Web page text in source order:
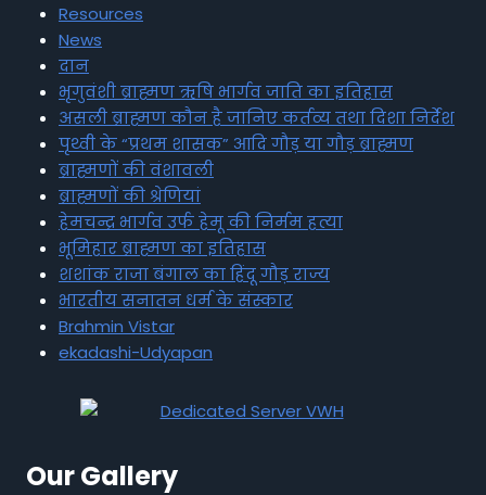
Resources
News
दान
भृगुवंशी ब्राह्मण ऋषि भार्गव जाति का इतिहास
असली ब्राह्मण कौन है जानिए कर्तव्य तथा दिशा निर्देश
पृथ्वी के “प्रथम शासक” आदि गौड़ या गौड़ ब्राह्मण
ब्राह्मणों की वंशावली
ब्राह्मणों की श्रेणियां
हेमचन्द्र भार्गव उर्फ हेमू की निर्मम हत्या
भूमिहार ब्राह्मण का इतिहास
शशांक राजा बंगाल का हिंदू गौड़ राज्य
भारतीय सनातन धर्म के संस्कार
Brahmin Vistar
ekadashi-Udyapan
Our Gallery